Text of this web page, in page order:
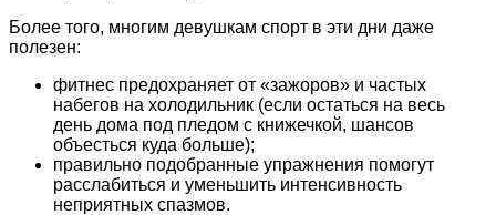
Более того, многим девушкам спорт в эти дни даже
полезен:
фитнес предохраняет от «зажоров» и частых
набегов на холодильник (если остаться на весь
день дома под пледом с книжечкой, шансов
объесться куда больше);
правильно подобранные упражнения помогут
расслабиться и уменьшить интенсивность
неприятных спазмов.